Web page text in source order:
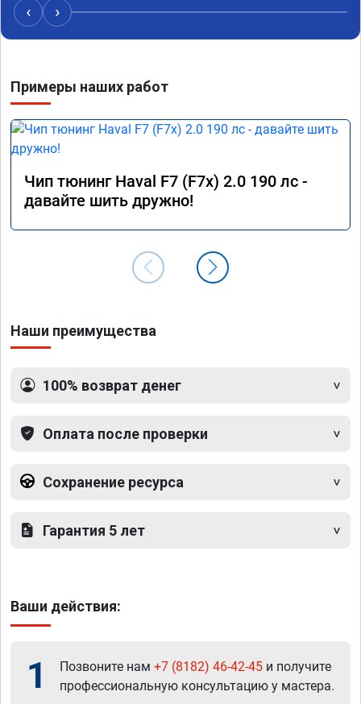
‹ ›
Примеры наших работ
Чип тюнинг Haval F7 (F7x) 2.0 190 лс -
давайте шить дружно!
Наши преимущества
100% возврат денег
Оплата после проверки
Сохранение ресурса
Гарантия 5 лет
Ваши действия:
1 Позвоните нам +7 (8182) 46-42-45 и получите
профессиональную консультацию у мастера.